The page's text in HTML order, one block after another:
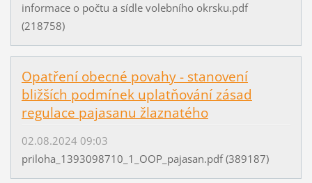
informace o počtu a sídle volebního okrsku.pdf
(218758)
Opatření obecné povahy - stanovení
bližších podmínek uplatňování zásad
regulace pajasanu žlaznatého
02.08.2024 09:03
priloha_1393098710_1_OOP_pajasan.pdf (389187)